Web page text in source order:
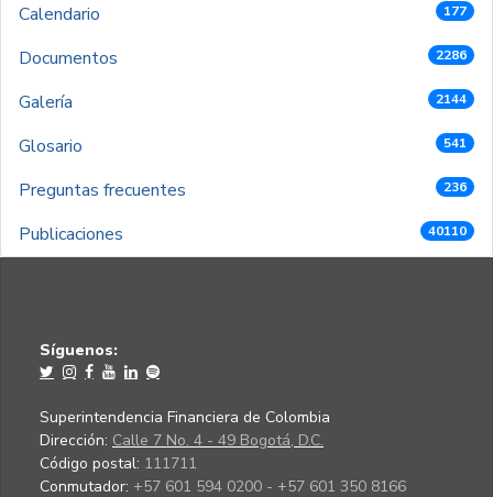
Calendario
177
Documentos 2286
Galería 2144
Glosario 541
Preguntas frecuentes 236
Publicaciones 40110
Síguenos:
Superintendencia Financiera de Colombia
Dirección: Calle 7 No. 4 - 49 Bogotá, D.C.
Código postal: 111711
Conmutador: +57 601 594 0200 - +57 601 350 8166